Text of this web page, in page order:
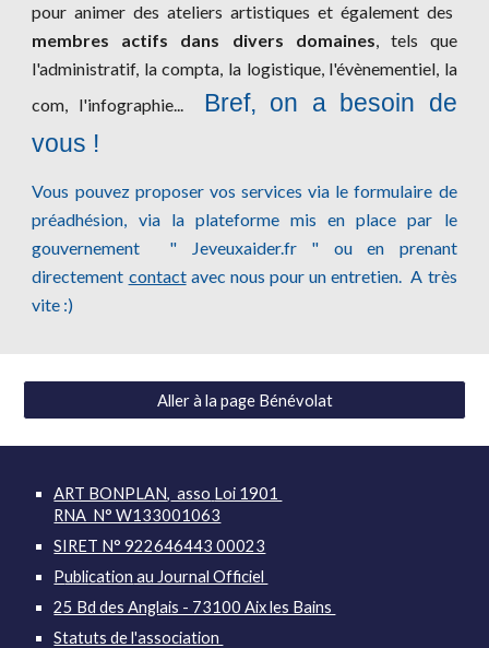
pour animer des ateliers artistiques et également des
membres actifs dans divers domaines, tels que
l'administratif, la compta, la logistique, l'évènementiel, la
com, l'infographie... Bref, on a besoin de
vous !
Vous pouvez proposer vos services via le formulaire de
préadhésion, via la plateforme mis en place par le
gouvernement " Jeveuxaider.fr " ou en prenant
directement contactavec nous pour un entretien. A très
vite :)
Aller à la page Bénévolat
ART BONPLAN, asso Loi 1901
RNA N° W133001063
SIRET N° 922646443 00023
Publication au Journal Officiel
25 Bd des Anglais - 73100 Aix les Bains
Statuts de l'association